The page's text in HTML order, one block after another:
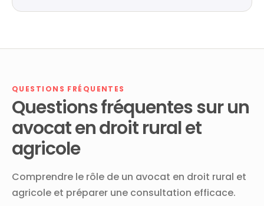
QUESTIONS FRÉQUENTES
Questions fréquentes sur un
avocat en droit rural et
agricole
Comprendre le rôle de un avocat en droit rural et
agricole et préparer une consultation efficace.